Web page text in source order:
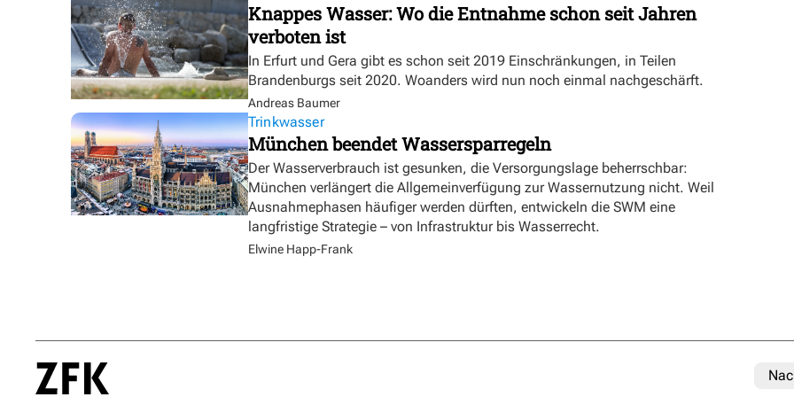
Knappes Wasser: Wo die Entnahme schon seit Jahren
verboten ist
In Erfurt und Gera gibt es schon seit 2019 Einschränkungen, in Teilen
Brandenburgs seit 2020. Woanders wird nun noch einmal nachgeschärft.
Andreas Baumer
Trinkwasser
München beendet Wassersparregeln
Der Wasserverbrauch ist gesunken, die Versorgungslage beherrschbar:
München verlängert die Allgemeinverfügung zur Wassernutzung nicht. Weil
Ausnahmephasen häufiger werden dürften, entwickeln die SWM eine
langfristige Strategie – von Infrastruktur bis Wasserrecht.
Elwine Happ-Frank